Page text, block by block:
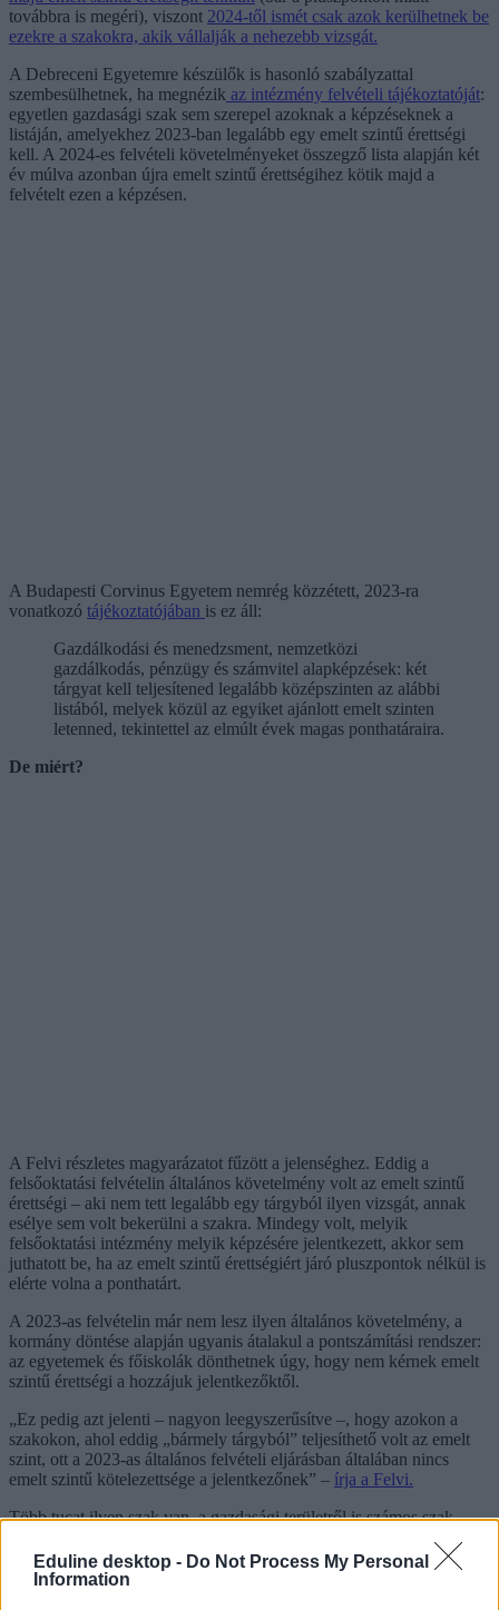
Eduline desktop - Do Not Process My Personal
Information
továbbra is megéri), viszont 2024-től ismét csak azok kerülhetnek be
ezekre a szakokra, akik vállalják a nehezebb vizsgát.
A Debreceni Egyetemre készülők is hasonló szabályzattal
szembesülhetnek, ha megnézik az intézmény felvételi tájékoztatóját:
egyetlen gazdasági szak sem szerepel azoknak a képzéseknek a
listáján, amelyekhez 2023-ban legalább egy emelt szintű érettségi
kell. A 2024-es felvételi követelményeket összegző lista alapján két
év múlva azonban újra emelt szintű érettségihez kötik majd a
felvételt ezen a képzésen.
A Budapesti Corvinus Egyetem nemrég közzétett, 2023-ra
vonatkozó tájékoztatójában is ez áll:
Gazdálkodási és menedzsment, nemzetközi
gazdálkodás, pénzügy és számvitel alapképzések: két
tárgyat kell teljesítened legalább középszinten az alábbi
listából, melyek közül az egyiket ajánlott emelt szinten
letenned, tekintettel az elmúlt évek magas ponthatáraira.
De miért?
A Felvi részletes magyarázatot fűzött a jelenséghez. Eddig a
felsőoktatási felvételin általános követelmény volt az emelt szintű
érettségi – aki nem tett legalább egy tárgyból ilyen vizsgát, annak
esélye sem volt bekerülni a szakra. Mindegy volt, melyik
felsőoktatási intézmény melyik képzésére jelentkezett, akkor sem
juthatott be, ha az emelt szintű érettségiért járó pluszpontok nélkül is
elérte volna a ponthatárt.
A 2023-as felvételin már nem lesz ilyen általános követelmény, a
kormány döntése alapján ugyanis átalakul a pontszámítási rendszer:
az egyetemek és főiskolák dönthetnek úgy, hogy nem kérnek emelt
szintű érettségi a hozzájuk jelentkezőktől.
„Ez pedig azt jelenti – nagyon leegyszerűsítve –, hogy azokon a
szakokon, ahol eddig „bármely tárgyból” teljesíthető volt az emelt
szint, ott a 2023-as általános felvételi eljárásban általában nincs
emelt szintű kötelezettsége a jelentkezőnek” – írja a Felvi.
Több tucat ilyen szak van, a gazdasági területről is számos szak
legnépszerűbb szakja, a tavaly több mint tízezer jelentkezőt vonzó
gazdálkodási és menedzsment, a kereskedelem és marketing, a